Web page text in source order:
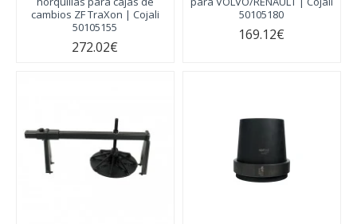
cambios ZF TraXon | Cojali
50105155
272.02€
50105180
169.12€